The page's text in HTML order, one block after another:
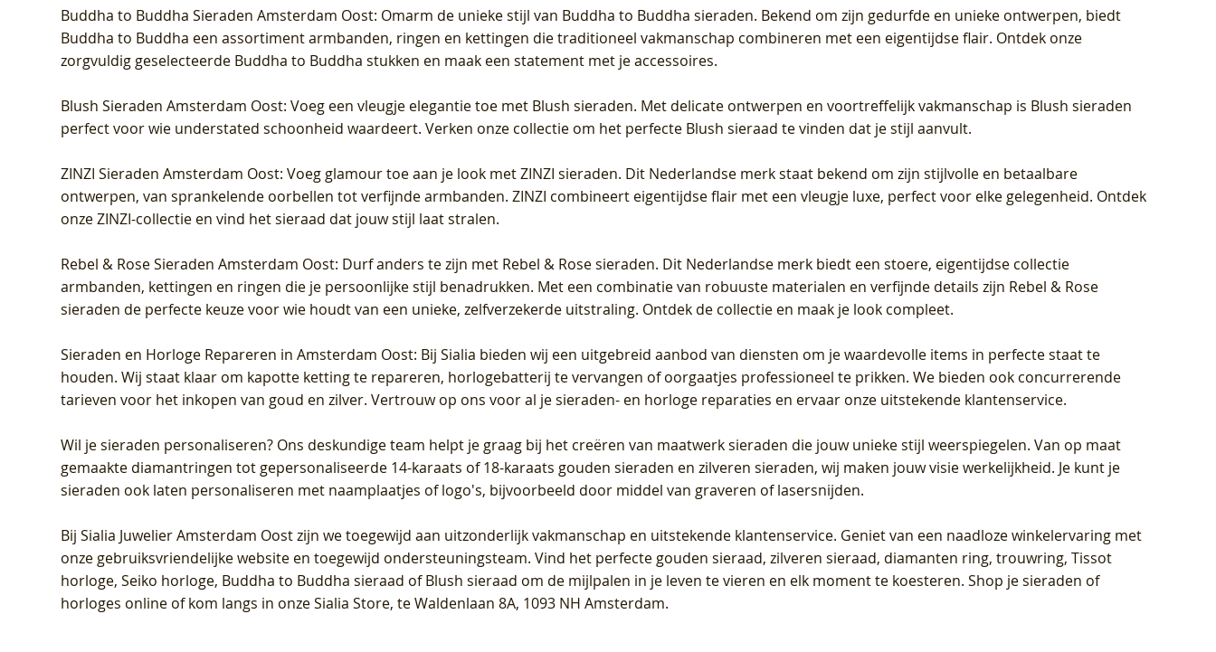
Buddha to Buddha Sieraden Amsterdam Oost: Omarm de unieke stijl van Buddha to Buddha sieraden. Bekend om zijn gedurfde en unieke ontwerpen, biedt
Buddha to Buddha een assortiment armbanden, ringen en kettingen die traditioneel vakmanschap combineren met een eigentijdse flair. Ontdek onze
zorgvuldig geselecteerde Buddha to Buddha stukken en maak een statement met je accessoires.
Blush Sieraden Amsterdam Oost: Voeg een vleugje elegantie toe met Blush sieraden. Met delicate ontwerpen en voortreffelijk vakmanschap is Blush sieraden
perfect voor wie understated schoonheid waardeert. Verken onze collectie om het perfecte Blush sieraad te vinden dat je stijl aanvult.
ZINZI Sieraden Amsterdam Oost: Voeg glamour toe aan je look met ZINZI sieraden. Dit Nederlandse merk staat bekend om zijn stijlvolle en betaalbare
ontwerpen, van sprankelende oorbellen tot verfijnde armbanden. ZINZI combineert eigentijdse flair met een vleugje luxe, perfect voor elke gelegenheid. Ontdek
onze ZINZI-collectie en vind het sieraad dat jouw stijl laat stralen.
Rebel & Rose Sieraden Amsterdam Oost: Durf anders te zijn met Rebel & Rose sieraden. Dit Nederlandse merk biedt een stoere, eigentijdse collectie
armbanden, kettingen en ringen die je persoonlijke stijl benadrukken. Met een combinatie van robuuste materialen en verfijnde details zijn Rebel & Rose
sieraden de perfecte keuze voor wie houdt van een unieke, zelfverzekerde uitstraling. Ontdek de collectie en maak je look compleet.
Sieraden en Horloge Repareren in Amsterdam Oost: Bij Sialia bieden wij een uitgebreid aanbod van diensten om je waardevolle items in perfecte staat te
houden. Wij staat klaar om kapotte ketting te repareren, horlogebatterij te vervangen of oorgaatjes professioneel te prikken. We bieden ook concurrerende
tarieven voor het inkopen van goud en zilver. Vertrouw op ons voor al je sieraden- en horloge reparaties en ervaar onze uitstekende klantenservice.
Wil je sieraden personaliseren? Ons deskundige team helpt je graag bij het creëren van maatwerk sieraden die jouw unieke stijl weerspiegelen. Van op maat
gemaakte diamantringen tot gepersonaliseerde 14-karaats of 18-karaats gouden sieraden en zilveren sieraden, wij maken jouw visie werkelijkheid. Je kunt je
sieraden ook laten personaliseren met naamplaatjes of logo's, bijvoorbeeld door middel van graveren of lasersnijden.
BijSialia Juwelier Amsterdam Oostzijn we toegewijd aan uitzonderlijk vakmanschap en uitstekende klantenservice. Geniet van een naadloze winkelervaring met
onze gebruiksvriendelijke website en toegewijd ondersteuningsteam. Vind het perfecte gouden sieraad, zilveren sieraad, diamanten ring, trouwring, Tissot
horloge, Seiko horloge, Buddha to Buddha sieraad of Blush sieraad om de mijlpalen in je leven te vieren en elk moment te koesteren. Shop je sieraden of
horloges online of kom langs in onze Sialia Store, te Waldenlaan 8A, 1093 NH Amsterdam.